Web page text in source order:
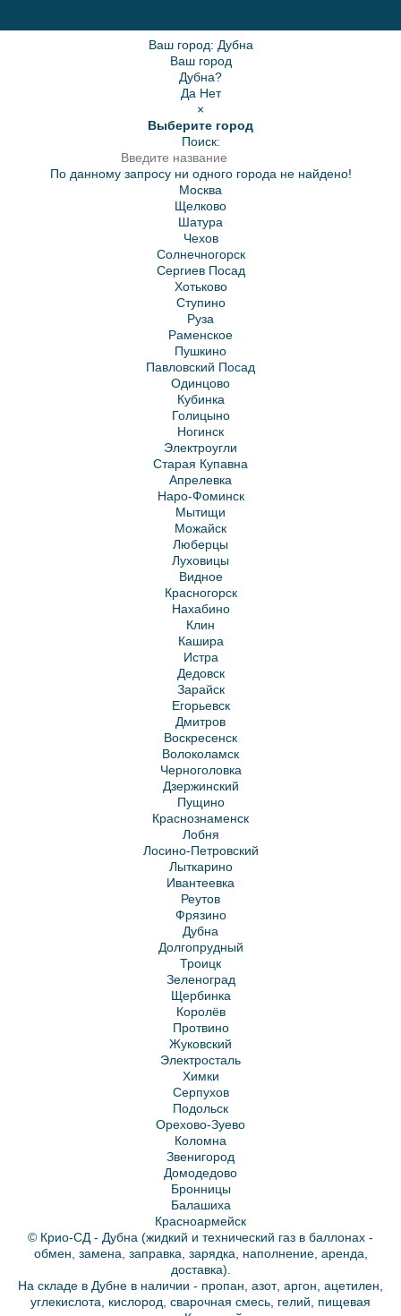
Ваш город: Дубна
Ваш город
Дубна?
Да Нет
×
Выберите город
Поиск:
По данному запросу ни одного города не найдено!
Москва
Щелково
Шатура
Чехов
Солнечногорск
Сергиев Посад
Хотьково
Ступино
Руза
Раменское
Пушкино
Павловский Посад
Одинцово
Кубинка
Голицыно
Ногинск
Электроугли
Старая Купавна
Апрелевка
Наро-Фоминск
Мытищи
Можайск
Люберцы
Луховицы
Видное
Красногорск
Нахабино
Клин
Кашира
Истра
Дедовск
Зарайск
Егорьевск
Дмитров
Воскресенск
Волоколамск
Черноголовка
Дзержинский
Пущино
Краснознаменск
Лобня
Лосино-Петровский
Лыткарино
Ивантеевка
Реутов
Фрязино
Дубна
Долгопрудный
Троицк
Зеленоград
Щербинка
Королёв
Протвино
Жуковский
Электросталь
Химки
Серпухов
Подольск
Орехово-Зуево
Коломна
Звенигород
Домодедово
Бронницы
Балашиха
Красноармейск
© Крио-СД - Дубна (жидкий и технический газ в баллонах -
обмен, замена, заправка, зарядка, наполнение, аренда,
доставка).
На складе в Дубне в наличии - пропан азот, аргон ацетилен
углекислота
кислород сварочная смесь гелий , пищевая